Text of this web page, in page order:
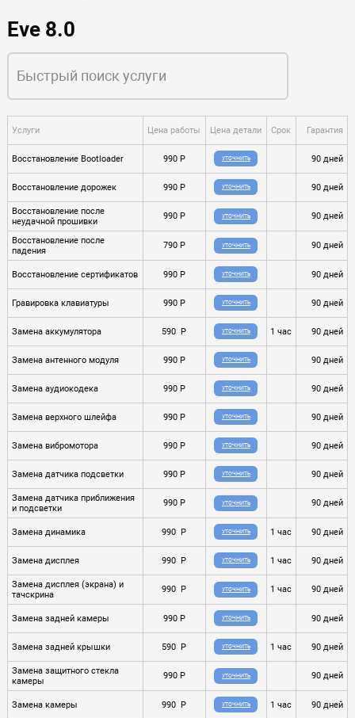
Eve 8.0
Услуги Цена работы Цена детали Срок Гарантия
Восстановление Bootloader 990 P УТОЧНИТЬ 90 дней
Восстановление дорожек 990 P УТОЧНИТЬ 90 дней
Восстановление после
неудачной прошивки
990 P УТОЧНИТЬ 90 дней
Восстановление после
падения
790 P УТОЧНИТЬ 90 дней
Восстановление сертификатов 990 P УТОЧНИТЬ 90 дней
Гравировка клавиатуры 990 P УТОЧНИТЬ 90 дней
Замена аккумулятора 590 P УТОЧНИТЬ 1 час 90 дней
Замена антенного модуля 990 P УТОЧНИТЬ 90 дней
Замена аудиокодека 990 P УТОЧНИТЬ 90 дней
Замена верхного шлейфа 990 P УТОЧНИТЬ 90 дней
Замена вибромотора 990 P УТОЧНИТЬ 90 дней
Замена датчика подсветки 990 P УТОЧНИТЬ 90 дней
Замена датчика приближения
и подсветки
990 P УТОЧНИТЬ 90 дней
Замена динамика 990 P УТОЧНИТЬ 1 час 90 дней
Замена дисплея 990 P УТОЧНИТЬ 1 час 90 дней
Замена дисплея (экрана) и
тачскрина
990 P УТОЧНИТЬ 1 час 90 дней
Замена задней камеры 990 P УТОЧНИТЬ 90 дней
Замена задней крышки 590 P УТОЧНИТЬ 1 час 90 дней
Замена защитного стекла
камеры
990 P УТОЧНИТЬ 90 дней
Замена камеры 990 P УТОЧНИТЬ 1 час 90 дней